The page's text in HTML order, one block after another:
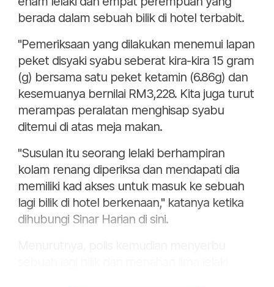
berada dalam sebuah bilik di hotel terbabit.
"Pemeriksaan yang dilakukan menemui lapan
peket disyaki syabu seberat kira-kira 15 gram
(g) bersama satu peket ketamin (6.86g) dan
kesemuanya bernilai RM3,228. Kita juga turut
merampas peralatan menghisap syabu
ditemui di atas meja makan.
"Susulan itu seorang lelaki berhampiran
kolam renang diperiksa dan mendapati dia
memiliki kad akses untuk masuk ke sebuah
lagi bilik di hotel berkenaan," katanya ketika
dihubungi Sinar Harian di sini.